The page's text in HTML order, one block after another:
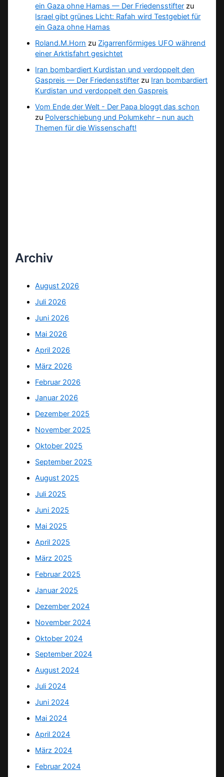
ein Gaza ohne Hamas — Der Friedensstifter zu
Israel gibt grünes Licht: Rafah wird Testgebiet für
ein Gaza ohne Hamas
Roland.M.Horn zu Zigarrenförmiges UFO während
einer Arktisfahrt gesichtet
Iran bombardiert Kurdistan und verdoppelt den
Gaspreis — Der Friedensstifter zu Iran bombardiert
Kurdistan und verdoppelt den Gaspreis
Vom Ende der Welt - Der Papa bloggt das schon
zu Polverschiebung und Polumkehr – nun auch
Themen für die Wissenschaft!
Archiv
August 2026
Juli 2026
Juni 2026
Mai 2026
April 2026
März 2026
Februar 2026
Januar 2026
Dezember 2025
November 2025
Oktober 2025
September 2025
August 2025
Juli 2025
Juni 2025
Mai 2025
April 2025
März 2025
Februar 2025
Januar 2025
Dezember 2024
November 2024
Oktober 2024
September 2024
August 2024
Juli 2024
Juni 2024
Mai 2024
April 2024
März 2024
Februar 2024